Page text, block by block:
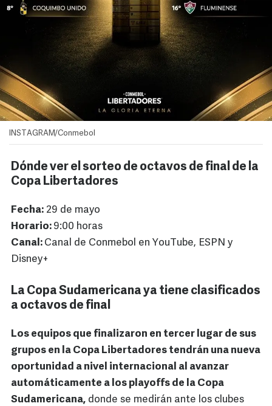
INSTAGRAM/Conmebol
Dónde ver el sorteo de octavos de final de la
Copa Libertadores
Fecha: 29 de mayo
Horario: 9:00 horas
Canal: Canal de Conmebol en YouTube, ESPN y
Disney+
La Copa Sudamericana ya tiene clasificados
a octavos de final
Los equipos que finalizaron en tercer lugar de sus
grupos en la Copa Libertadores tendrán una nueva
oportunidad a nivel internacional al avanzar
automáticamente a los playoffs de la Copa
Sudamericana, donde se medirán ante los clubes